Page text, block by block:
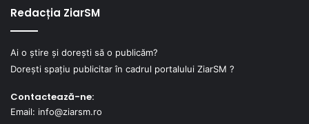
Redacția ZiarSM
Ai o știre și dorești să o publicăm?
Dorești spațiu publicitar în cadrul portalului ZiarSM ?
Contactează-ne:
Email: info@ziarsm.ro